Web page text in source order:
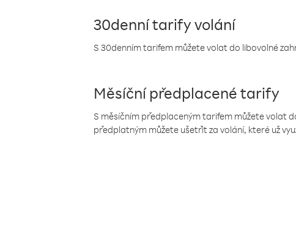
30denní tarify volání
S 30denním tarifem můžete volat do libovolné
Měsíční předplacené tarify
S měsíčním předplaceným tarifem můžete volat
předplatným můžete ušetřit za volání, které už